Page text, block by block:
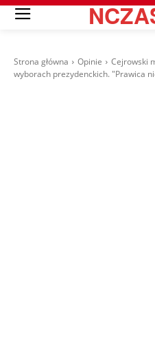
Strona główna Opinie
Cejrowski
wyborach prezydenckich. "Prawica